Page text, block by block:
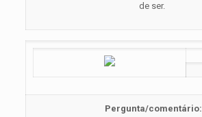
de ser.
Pergunta/comentário: